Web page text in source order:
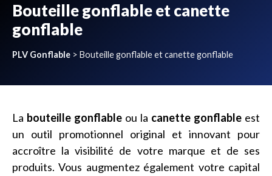
Bouteille gonflable et canette
gonflable
PLV Gonflable > Bouteille gonflable et canette gonflable
La bouteille gonflable ou la canette gonflable est
un outil promotionnel original et innovant pour
accroître la visibilité de votre marque et de ses
produits. Vous augmentez également votre capital